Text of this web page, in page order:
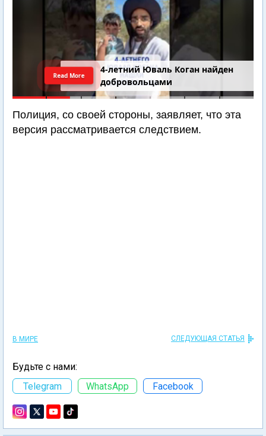
4-летний Юваль Коган найден
добровольцами
Read More
Полиция, со своей стороны, заявляет, что эта
версия рассматривается следствием.
В МИРЕ СЛЕДУЮЩАЯ СТАТЬЯ
Будьте с нами:
Telegram
WhatsApp Facebook